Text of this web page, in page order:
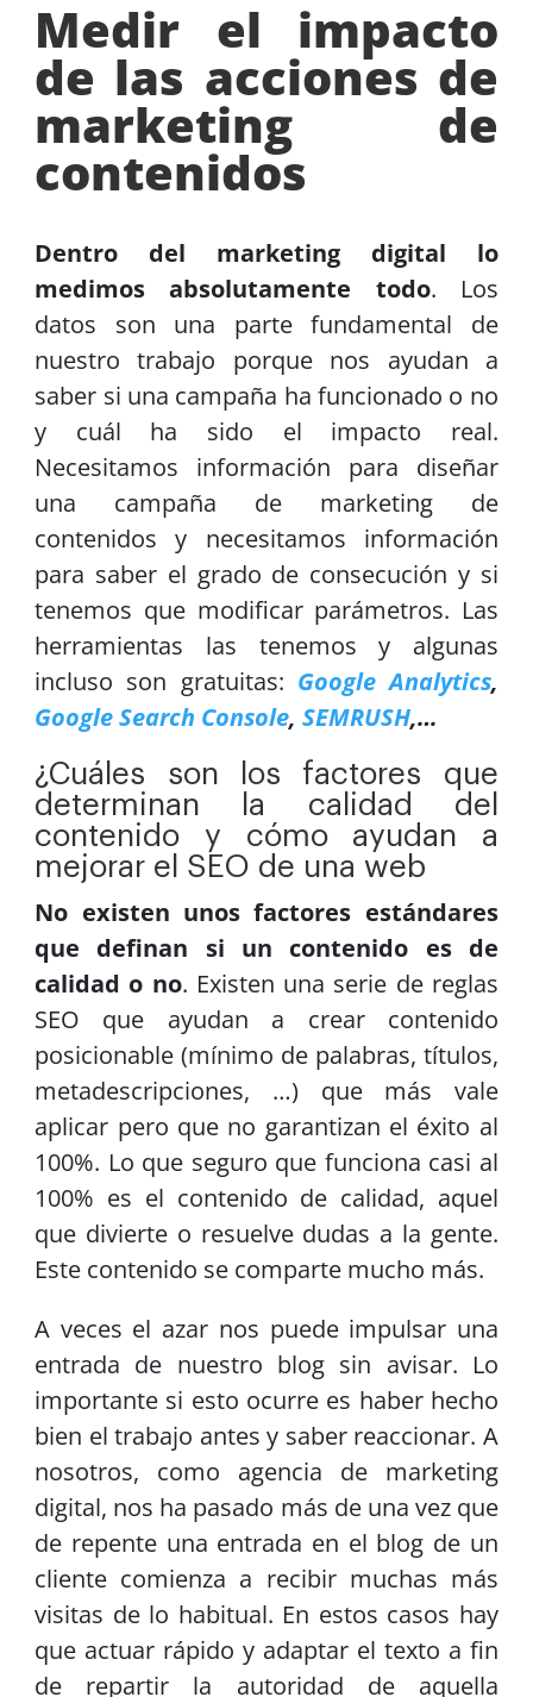
Medir el impacto
de las acciones de
marketing de
contenidos
Dentro del marketing digital lo
medimos absolutamente todo. Los
datos son una parte fundamental de
nuestro trabajo porque nos ayudan a
saber si una campaña ha funcionado o no
y cuál ha sido el impacto real.
Necesitamos información para diseñar
una campaña de marketing de
contenidos y necesitamos información
para saber el grado de consecución y si
tenemos que modificar parámetros. Las
herramientas las tenemos y algunas
incluso son gratuitas: Google Analytics,
Google Search Console,SEMRUSH,…
¿Cuáles son los factores que
determinan la calidad del
contenido y cómo ayudan a
mejorar el SEO de una web
No existen unos factores estándares
que definan si un contenido es de
calidad o no. Existen una serie de reglas
SEO que ayudan a crear contenido
posicionable (mínimo de palabras, títulos,
metadescripciones, …) que más vale
aplicar pero que no garantizan el éxito al
100%. Lo que seguro que funciona casi al
100% es el contenido de calidad, aquel
que divierte o resuelve dudas a la gente.
Este contenido se comparte mucho más.
A veces el azar nos puede impulsar una
entrada de nuestro blog sin avisar. Lo
importante si esto ocurre es haber hecho
bien el trabajo antes y saber reaccionar. A
nosotros, como agencia de marketing
digital, nos ha pasado más de una vez que
de repente una entrada en el blog de un
cliente comienza a recibir muchas más
visitas de lo habitual. En estos casos hay
que actuar rápido y adaptar el texto a fin
de repartir la autoridad de aquella